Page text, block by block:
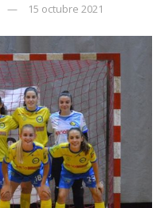
15 octubre 2021